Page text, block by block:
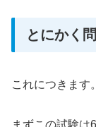
とにかく
これにつきます
まずこの試験は